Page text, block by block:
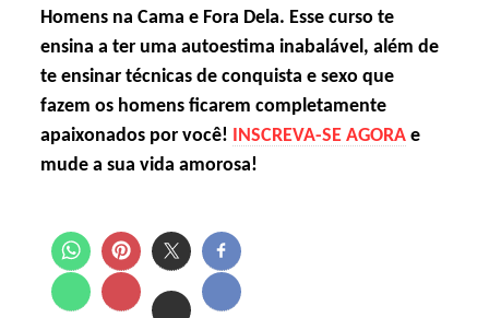
Homens na Cama e Fora Dela. Esse curso te
ensina a ter uma autoestima inabalável, além de
te ensinar técnicas de conquista e sexo que
fazem os homens ficarem completamente
apaixonados por você!
INSCREVA-SE AGORA e
mude a sua vida amorosa!